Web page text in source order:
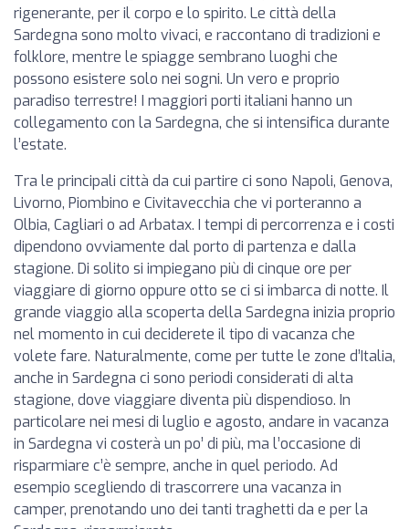
rigenerante, per il corpo e lo spirito. Le città della
Sardegna sono molto vivaci, e raccontano di tradizioni e
folklore, mentre le spiagge sembrano luoghi che
possono esistere solo nei sogni. Un vero e proprio
paradiso terrestre! I maggiori porti italiani hanno un
collegamento con la Sardegna, che si intensifica durante
l’estate.
Tra le principali città da cui partire ci sono Napoli, Genova,
Livorno, Piombino e Civitavecchia che vi porteranno a
Olbia, Cagliari o ad Arbatax. I tempi di percorrenza e i costi
dipendono ovviamente dal porto di partenza e dalla
stagione. Di solito si impiegano più di cinque ore per
viaggiare di giorno oppure otto se ci si imbarca di notte. Il
grande viaggio alla scoperta della Sardegna inizia proprio
nel momento in cui deciderete il tipo di vacanza che
volete fare. Naturalmente, come per tutte le zone d’Italia,
anche in Sardegna ci sono periodi considerati di alta
stagione, dove viaggiare diventa più dispendioso. In
particolare nei mesi di luglio e agosto, andare in vacanza
in Sardegna vi costerà un po’ di più, ma l’occasione di
risparmiare c’è sempre, anche in quel periodo. Ad
esempio scegliendo di trascorrere una vacanza in
camper, prenotando uno dei tanti traghetti da e per la